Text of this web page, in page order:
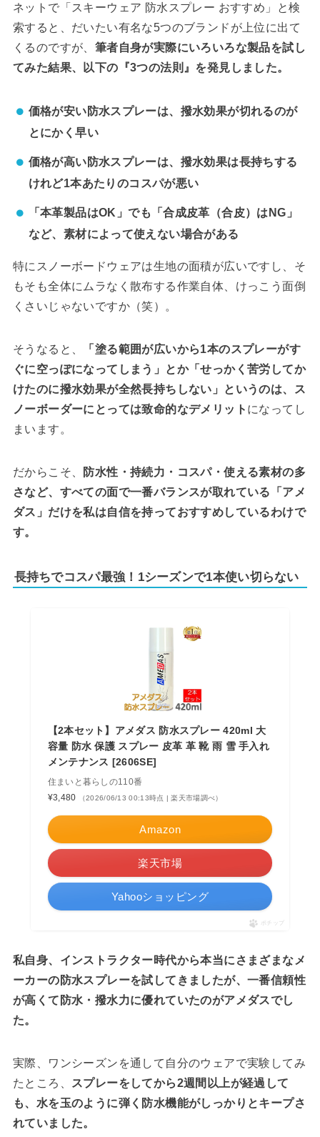
ネットで「スキーウェア 防水スプレー おすすめ」と検
索すると、だいたい有名な5つのブランドが上位に出て
くるのですが、 筆者自身が実際にいろいろな製品を試し
てみた結果、以下の『3つの法則』を発見しました。
価格が安い防水スプレーは、撥水効果が切れるのが
とにかく早い
価格が高い防水スプレーは、撥水効果は長持ちする
けれど1本あたりのコスパが悪い
「本革製品はOK」でも「合成皮革（合皮）はNG」
など、素材によって使えない場合がある
特にスノーボードウェアは生地の面積が広いですし、そ
もそも全体にムラなく散布する作業自体、けっこう面倒
くさいじゃないですか（笑）。
そうなると、
「塗る範囲が広いから1本のスプレーがす
ぐに空っぽになってしまう」とか「せっかく苦労してか
けたのに撥水効果が全然長持ちしない」というのは、ス
ノーボーダーにとっては致命的なデメリット になってし
まいます。
だからこそ、
防水性・持続力・コスパ・使える素材の多
さなど、すべての面で一番バランスが取れている「アメ
ダス」だけを私は自信を持っておすすめしているわけで
す。
長持ちでコスパ最強！1シーズンで1本使い切らない
【2本セット】アメダス 防水スプレー 420ml 大
容量 防水 保護 スプレー 皮革 革 靴 雨 雪 手入れ
メンテナンス [2606SE]
住まいと暮らしの110番
¥3,480
（2026/06/13 00:13時点 | 楽天市場調べ）
Amazon
楽天市場
Yahooショッピング
ポチップ
私自身、インストラクター時代から本当にさまざまなメ
ーカーの防水スプレーを試してきましたが、一番信頼性
が高くて防水・撥水力に優れていたのがアメダスでし
た。
実際、ワンシーズンを通して自分のウェアで実験してみ
たところ、 スプレーをしてから2週間以上が経過して
も、水を玉のように弾く防水機能がしっかりとキープさ
れていました。